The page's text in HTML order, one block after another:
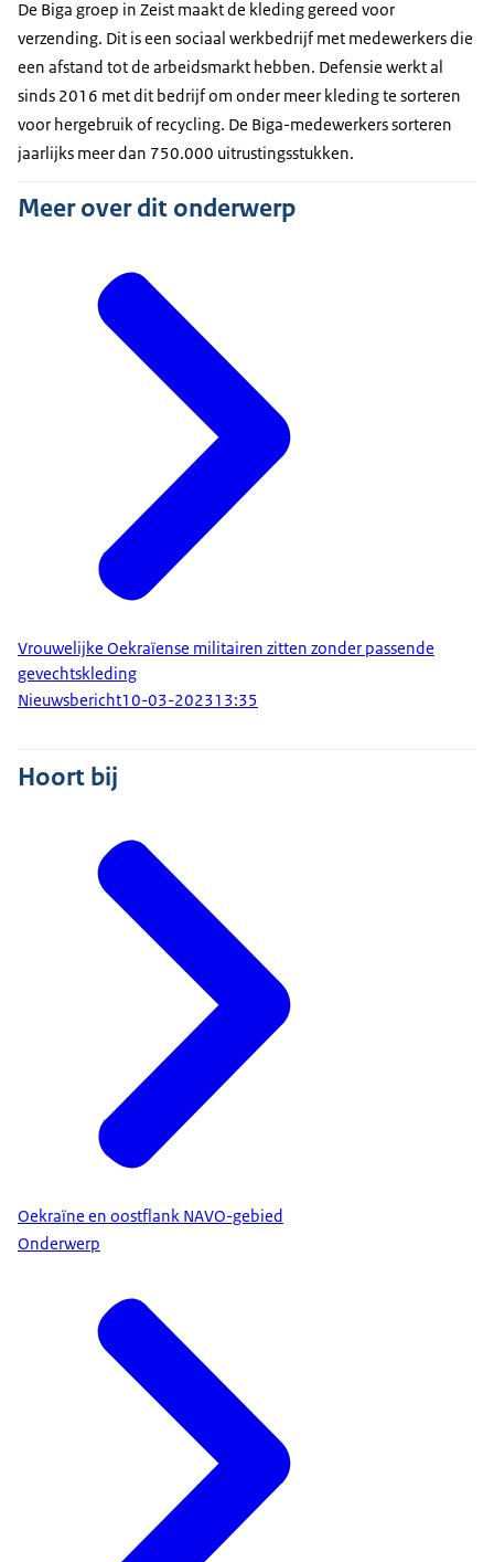
De Biga groep in Zeist maakt de kleding gereed voor
verzending. Dit is een sociaal werkbedrijf met medewerkers die
een afstand tot de arbeidsmarkt hebben. Defensie werkt al
sinds 2016 met dit bedrijf om onder meer kleding te sorteren
voor hergebruik of recycling. De Biga-medewerkers sorteren
jaarlijks meer dan 750.000 uitrustingsstukken.
Meer over dit onderwerp
Vrouwelijke Oekraïense militairen zitten zonder passende
gevechtskleding
Nieuwsbericht10-03-202313:35
Hoort bij
Oekraïne en oostflank NAVO-gebied
Onderwerp